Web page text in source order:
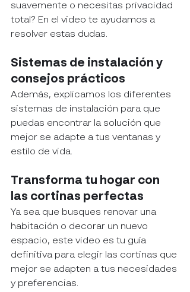
suavemente o necesitas privacidad
total? En el video te ayudamos a
resolver estas dudas.
Sistemas de instalación y
consejos prácticos
Además, explicamos los diferentes
sistemas de instalación para que
puedas encontrar la solución que
mejor se adapte a tus ventanas y
estilo de vida.
Transforma tu hogar con
las cortinas perfectas
Ya sea que busques renovar una
habitación o decorar un nuevo
espacio, este video es tu guía
definitiva para elegir las cortinas que
mejor se adapten a tus necesidades
y preferencias.